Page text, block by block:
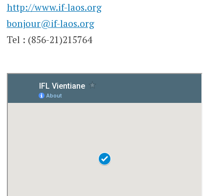
http://www.if-laos.org
bonjour@if-laos.org
Tel : (856-21)215764